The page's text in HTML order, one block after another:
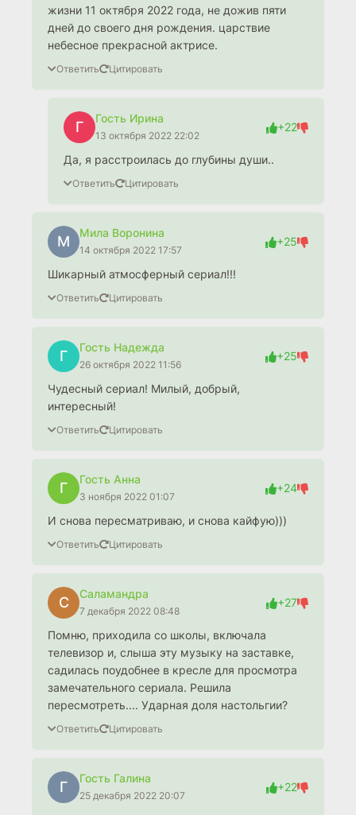
жизни 11 октября 2022 года, не дожив пяти
дней до своего дня рождения. царствие
небесное прекрасной актрисе.
Ответить Цитировать
Г
Гость Ирина
13 октября 2022 22:02
+22
Да, я расстроилась до глубины души..
Ответить Цитировать
М
Мила Воронина
14 октября 2022 17:57
+25
Шикарный атмосферный сериал!!!
Ответить Цитировать
Г
Гость Надежда
26 октября 2022 11:56
+25
Чудесный сериал! Милый, добрый,
интересный!
Ответить Цитировать
Г
Гость Анна
3 ноября 2022 01:07
+24
И снова пересматриваю, и снова кайфую)))
Ответить Цитировать
С
Саламандра
7 декабря 2022 08:48
+27
Помню, приходила со школы, включала
телевизор и, слыша эту музыку на заставке,
садилась поудобнее в кресле для просмотра
замечательного сериала. Решила
пересмотреть.... Ударная доля настольгии?
Ответить Цитировать
Г
Гость Галина
25 декабря 2022 20:07
+22